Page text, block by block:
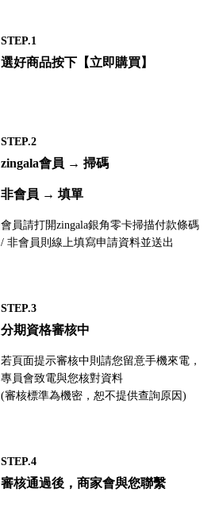
STEP.1
選好商品按下【立即購買】
STEP.2
zingala會員 → 掃碼
非會員 → 填單
會員請打開zingala銀角零卡掃描付款條碼
/ 非會員則線上填寫申請資料並送出
STEP.3
分期資格審核中
若頁面提示審核中則請您留意手機來電，
專員會致電與您核對資料
(審核標準為機密，恕不提供查詢原因)
STEP.4
審核通過後，商家會與您聯繫